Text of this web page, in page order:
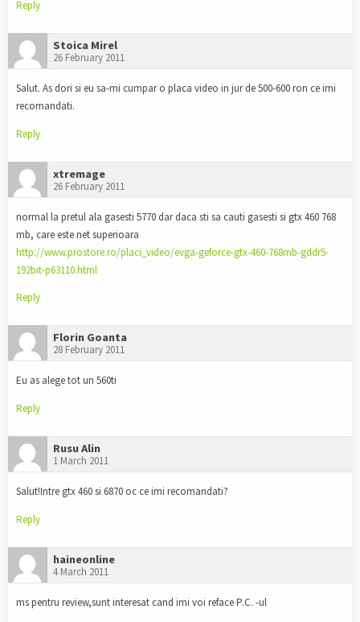
Reply
Stoica Mirel
26 February 2011
Salut. As dori si eu sa-mi cumpar o placa video in jur de 500-600 ron ce imi
recomandati.
Reply
xtremage
26 February 2011
normal la pretul ala gasesti 5770 dar daca sti sa cauti gasesti si gtx 460 768
mb, care este net superioara
http://www.prostore.ro/placi_video/evga-geforce-gtx-460-768mb-gddr5-
192bit-p63110.html
Reply
Florin Goanta
28 February 2011
Eu as alege tot un 560ti
Reply
Rusu Alin
1 March 2011
Salut!Intre gtx 460 si 6870 oc ce imi recomandati?
Reply
haineonline
4 March 2011
ms pentru review,sunt interesat cand imi voi reface P.C. -ul